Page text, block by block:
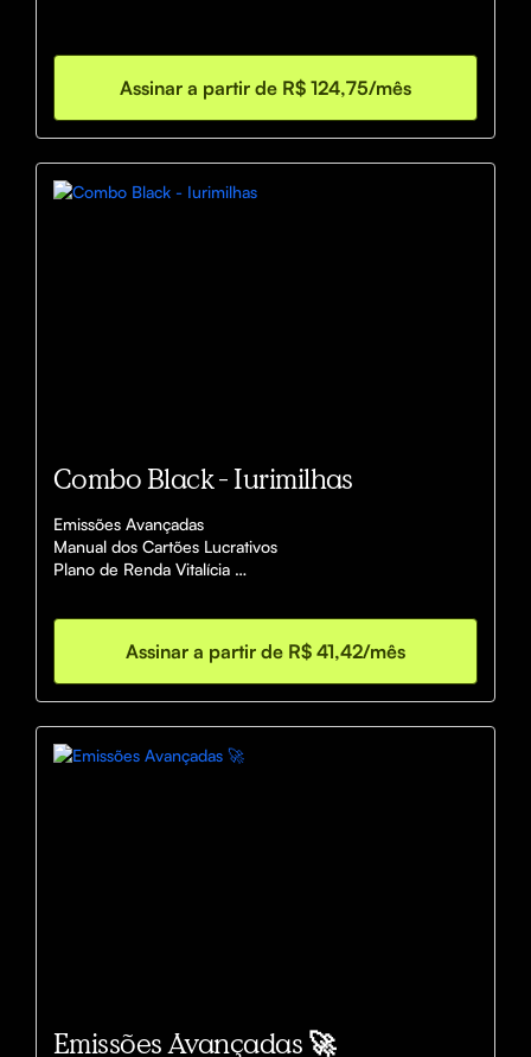
Assinar a partir de R$ 124,75/mês
Combo Black - Iurimilhas
Emissões Avançadas
Manual dos Cartões Lucrativos
Plano de Renda Vitalícia
Assinar a partir de R$ 41,42/mês
Emissões Avançadas 🚀